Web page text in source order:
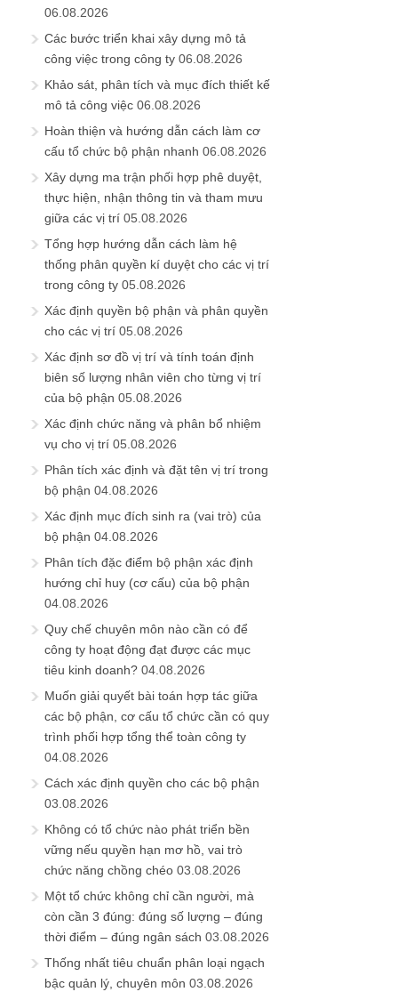
06.08.2026
Các bước triển khai xây dựng mô tả
công việc trong công ty 06.08.2026
Khảo sát, phân tích và mục đích thiết kế
mô tả công việc 06.08.2026
Hoàn thiện và hướng dẫn cách làm cơ
cấu tổ chức bộ phận nhanh 06.08.2026
Xây dựng ma trận phối hợp phê duyệt,
thực hiện, nhận thông tin và tham mưu
giữa các vị trí 05.08.2026
Tổng hợp hướng dẫn cách làm hệ
thống phân quyền kí duyệt cho các vị trí
trong công ty 05.08.2026
Xác định quyền bộ phận và phân quyền
cho các vị trí 05.08.2026
Xác định sơ đồ vị trí và tính toán định
biên số lượng nhân viên cho từng vị trí
của bộ phận 05.08.2026
Xác định chức năng và phân bổ nhiệm
vụ cho vị trí 05.08.2026
Phân tích xác định và đặt tên vị trí trong
bộ phận 04.08.2026
Xác định mục đích sinh ra (vai trò) của
bộ phận 04.08.2026
Phân tích đặc điểm bộ phận xác định
hướng chỉ huy (cơ cấu) của bộ phận
04.08.2026
Quy chế chuyên môn nào cần có để
công ty hoạt động đạt được các mục
tiêu kinh doanh? 04.08.2026
Muốn giải quyết bài toán hợp tác giữa
các bộ phận, cơ cấu tổ chức cần có quy
trình phối hợp tổng thể toàn công ty
04.08.2026
Cách xác định quyền cho các bộ phận
03.08.2026
Không có tổ chức nào phát triển bền
vững nếu quyền hạn mơ hồ, vai trò
chức năng chồng chéo 03.08.2026
Một tổ chức không chỉ cần người, mà
còn cần 3 đúng: đúng số lượng – đúng
thời điểm – đúng ngân sách 03.08.2026
Thống nhất tiêu chuẩn phân loại ngạch
bậc quản lý, chuyên môn 03.08.2026